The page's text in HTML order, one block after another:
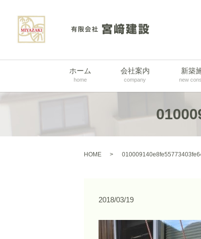
ホーム
home
会社案内
company
新築
new
HOME
2018/03/19